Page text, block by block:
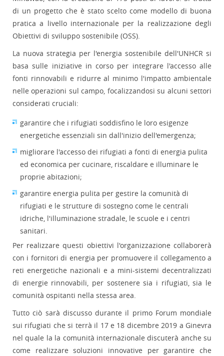
di un progetto che è stato scelto come modello di buona
pratica a livello internazionale per la realizzazione degli
Obiettivi di sviluppo sostenibile (OSS).
La nuova strategia per l'energia sostenibile dell'UNHCR si
basa sulle iniziative in corso per integrare l'accesso alle
fonti rinnovabili e ridurre al minimo l'impatto ambientale
nelle operazioni sul campo, focalizzandosi su alcuni settori
considerati cruciali:
garantire che i rifugiati soddisfino le loro esigenze
energetiche essenziali sin dall'inizio dell'emergenza;
migliorare l'accesso dei rifugiati a fonti di energia pulita
ed economica per cucinare, riscaldare e illuminare le
proprie abitazioni;
garantire energia pulita per gestire la comunità di
rifugiati e le strutture di sostegno come le centrali
idriche, l'illuminazione stradale, le scuole e i centri
sanitari.
Per realizzare questi obiettivi l'organizzazione collaborerà
con i fornitori di energia per promuovere il collegamento a
reti energetiche nazionali e a mini-sistemi decentralizzati
di energie rinnovabili, per sostenere sia i rifugiati, sia le
comunità ospitanti nella stessa area.
Tutto ciò sarà discusso durante il primo Forum mondiale
sui rifugiati che si terrà il 17 e 18 dicembre 2019 a Ginevra
nel quale la la comunità internazionale discuterà anche su
come realizzare soluzioni innovative per garantire che